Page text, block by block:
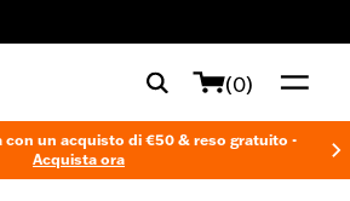
(0)
con un acquisto di €50 & reso gratuito -
Acquista ora